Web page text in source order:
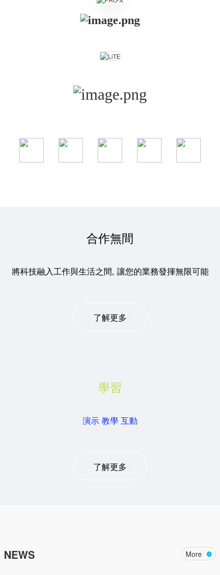
合作無間
將科技融入工作與生活之間, 讓您的業務發揮無限可能
了解更多
學習
演示 教學 互動
了解更多
NEWS More